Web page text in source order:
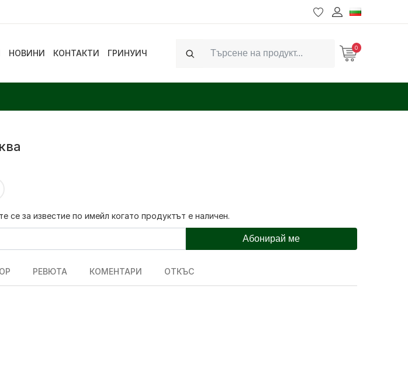
НОВИНИ КОНТАКТИ ГРИНУИЧ
Search
0
се за известие по имейл когато продуктът е наличен.
Абонирай ме
РЕВЮТА КОМЕНТАРИ ОТКЪС